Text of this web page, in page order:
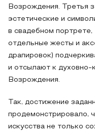
Возрождения. Третья
эстетические и
в свадебном портрете,
отдельные жесты и
драпировок)
и отсылают к духовно-
Возрождения.
Так, достижение
продемонстрировало,
искусства не только